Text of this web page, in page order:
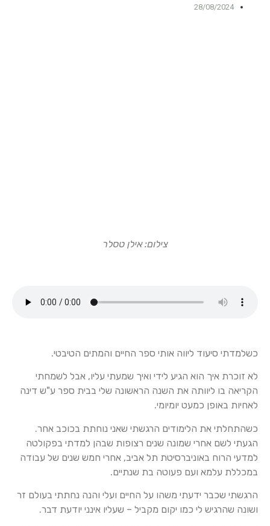
28/08/2024
צילום: אילן טסלר
כשלמדתי סיעוד ליווה אותי ספר החיים והמתים הטיבטי.
לא זוכרת איך הוא הגיע לידי ואיך שמעתי עליו, אבל לשמחתי
הקריאה בו ליוותה את השנה הראשונה שלי בבית ספר ע"ש דינה
לאחיות באופן כמעט יומיומי.
כשהתחלתי את הלימודים הרגשתי שאני נוחתת בכוכב אחר.
הגעתי לשם אחרי שמונה שנים רצופות שבהן למדתי בפקולטה
למדעי הרוח באוניברסיטת תל אביב, אחרי חמש שנים של עבודה
במכללת עלמא ועם פעוטה בת שנתיים.
הרגשתי שכבר ידעתי משהו על החיים ועלי והנה נחתתי בעולם זר
ושונה שהרגיש לי כמו יקום מקביל – שעליו אינני יודעת דבר.